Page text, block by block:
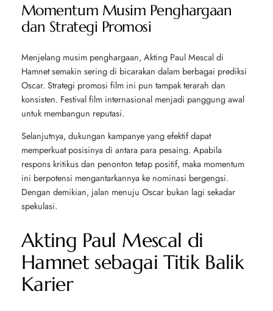
Momentum Musim Penghargaan
dan Strategi Promosi
Menjelang musim penghargaan, Akting Paul Mescal di
Hamnetsemakin sering di bicarakan dalam berbagai prediksi
Oscar. Strategi promosi film ini pun tampak terarah dan
konsisten. Festival film internasional menjadi panggung awal
untuk membangun reputasi.
Selanjutnya, dukungan kampanye yang efektif dapat
memperkuat posisinya di antara para pesaing. Apabila
respons kritikus dan penonton tetap positif, maka momentum
ini berpotensi mengantarkannya ke nominasi bergengsi.
Dengan demikian, jalan menuju Oscar bukan lagi sekadar
spekulasi.
Akting Paul Mescal di
Hamnet sebagai Titik Balik
Karier